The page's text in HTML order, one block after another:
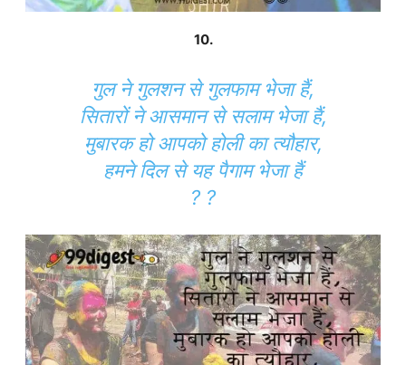
10.
गुल ने गुलशन से गुलफाम भेजा हैं,
सितारों ने आसमान से सलाम भेजा हैं,
मुबारक हो आपको होली का त्यौहार,
हमने दिल से यह पैगाम भेजा हैं
? ?